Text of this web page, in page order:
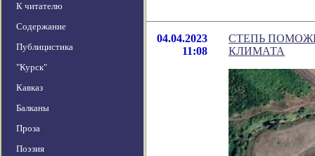
К читателю
Содержание
Публицистика
"Курск"
Кавказ
Балканы
Проза
Поэзия
04.04.2023
11:08
СТЕПЬ
КЛИМАТА